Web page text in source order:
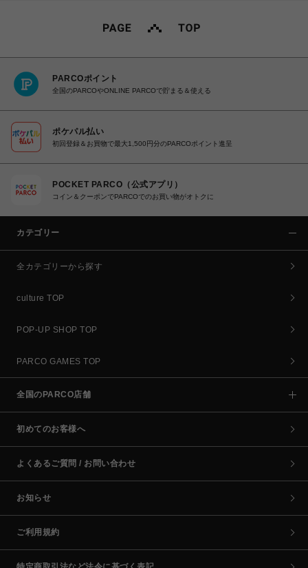
PARCOポイント
全国のPARCOやONLINE PARCOで貯まる＆使える
ポケパル払い
初回登録＆お買物で最大1,500円分のPARCOポイント進呈
POCKET PARCO（公式アプリ）
コイン＆クーポンでPARCOでのお買い物がオトクに
カテゴリー
全カテゴリーから探す
culture TOP
POP-UP SHOP TOP
PARCO GAMES TOP
全国のPARCO店舗
初めてのお客様へ
よくあるご質問 / お問い合わせ
お知らせ
ご利用規約